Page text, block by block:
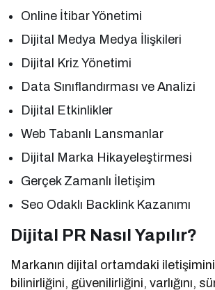
Online İtibar Yönetimi
Dijital Medya Medya İlişkileri
Dijital Kriz Yönetimi
Data Sınıflandırması ve Analizi
Dijital Etkinlikler
Web Tabanlı Lansmanlar
Dijital Marka Hikayeleştirmesi
Gerçek Zamanlı İletişim
Seo Odaklı Backlink Kazanımı
Dijital PR Nasıl Yapılır?
Markanın dijital ortamdaki
bilinirliğini, güvenilirliğini, varlığını,